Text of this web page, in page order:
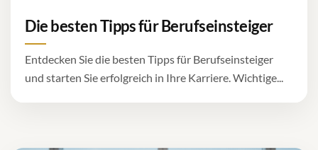
Die besten Tipps für Berufseinsteiger
Entdecken Sie die besten Tipps für Berufseinsteiger
und starten Sie erfolgreich in Ihre Karriere. Wichtige...